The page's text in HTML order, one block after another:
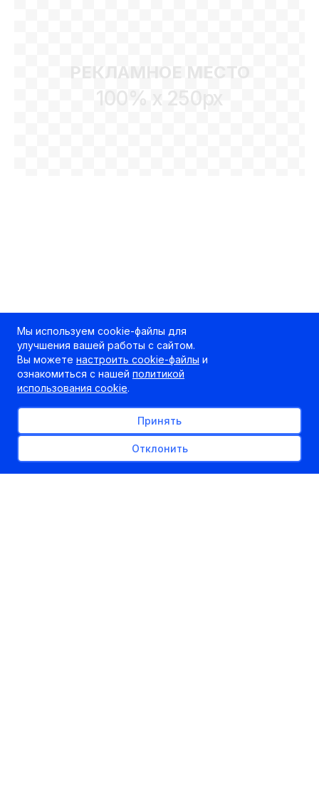
РЕКЛАМНОЕ МЕСТО
100% x 250px
Мы используем cookie-файлы для
улучшения вашей работы с сайтом.
Вы можете настроить cookie-файлы и
ознакомиться с нашей политикой
использования cookie.
Принять
Отклонить